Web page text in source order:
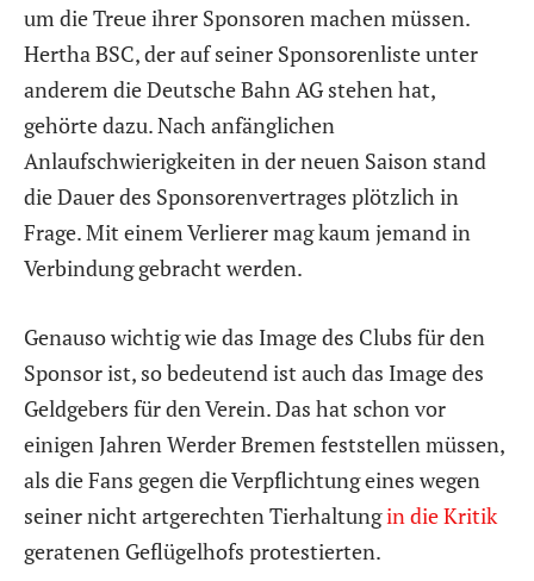
um die Treue ihrer Sponsoren machen müssen.
Hertha BSC, der auf seiner Sponsorenliste unter
anderem die Deutsche Bahn AG stehen hat,
gehörte dazu. Nach anfänglichen
Anlaufschwierigkeiten in der neuen Saison stand
die Dauer des Sponsorenvertrages plötzlich in
Frage. Mit einem Verlierer mag kaum jemand in
Verbindung gebracht werden.
Genauso wichtig wie das Image des Clubs für den
Sponsor ist, so bedeutend ist auch das Image des
Geldgebers für den Verein. Das hat schon vor
einigen Jahren Werder Bremen feststellen müssen,
als die Fans gegen die Verpflichtung eines wegen
seiner nicht artgerechten Tierhaltungin die Kritik
geratenen Geflügelhofs protestierten.